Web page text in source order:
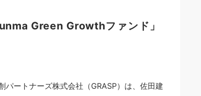
Green Growthファンド」
ートナーズ株式会社（GRASP）は、佐田建